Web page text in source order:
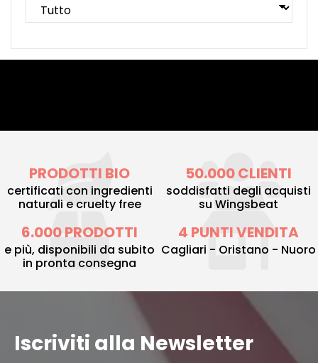
PRODOTTI BIO
certificati con ingredienti
naturali e cruelty free
50.000 CLIENTI
soddisfatti degli acquisti
su Wingsbeat
6.000 PRODOTTI
e più, disponibili da subito
in pronta consegna
4 PUNTI VENDITA
Cagliari - Oristano - Nuoro
Iscriviti alla Newsletter